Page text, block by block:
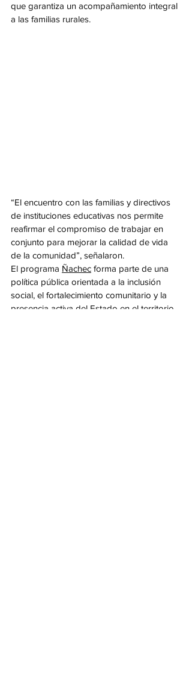
que garantiza un acompañamiento integral
a las familias rurales.
“El encuentro con las familias y directivos
de instituciones educativas nos permite
reafirmar el compromiso de trabajar en
conjunto para mejorar la calidad de vida
de la comunidad”, señalaron.
El programa Ñachec forma parte de una
política pública orientada a la inclusión
social, el fortalecimiento comunitario y la
presencia activa del Estado en el territorio.